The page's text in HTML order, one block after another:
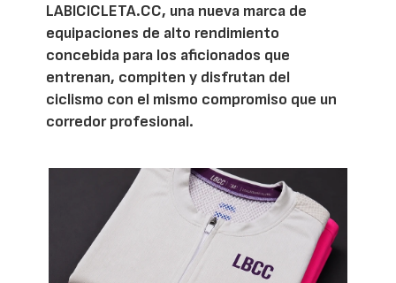
LABICICLETA.CC, una nueva marca de
equipaciones de alto rendimiento
concebida para los aficionados que
entrenan, compiten y disfrutan del
ciclismo con el mismo compromiso que un
corredor profesional.